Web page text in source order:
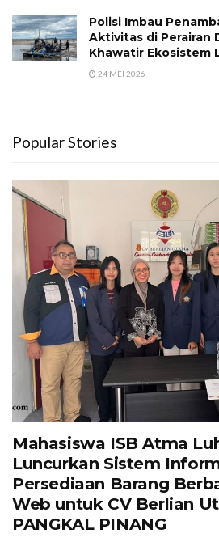
Polisi Imbau
Aktivitas di Perairan
Khawatir Ekosistem
24 MEI 2026
Popular Stories
Mahasiswa ISB Atma
Luncurkan Sistem
Persediaan Barang
Web untuk CV Berlian
PANGKAL PINANG